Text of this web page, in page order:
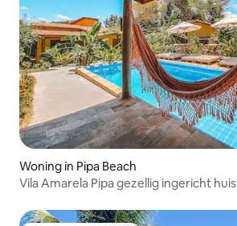
Woning in Pipa Beach
Vila Amarela Pipa gezellig ingericht huis